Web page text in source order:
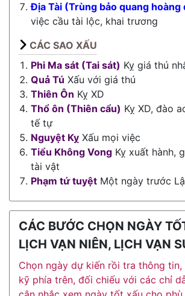
Địa Tài (Trùng bảo quang hoàng
việc cầu tài lộc, khai trương
CÁC SAO XẤU
Phi Ma sát (Tai sát) Kỵ giá thú
Quả Tú Xấu với giá thú
Thiên Ôn Kỵ XD
Thổ ôn (Thiên cẩu) Kỵ XD, đào
tế tự
Nguyệt Kỵ Xấu mọi việc
Tiểu Không Vong Kỵ xuất hành,
tài vật
Phạm tứ tuyệt Một ngày trước
CÁC BƯỚC CHỌN NGÀY
LỊCH VẠN NIÊN, LỊCH VẠN
Chọn ngày dự kiến rồi tra thông tin,
kỹ phía trên, đối chiếu với các chỉ